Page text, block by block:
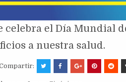
celebra el Día Mundial
a nuestra salud.